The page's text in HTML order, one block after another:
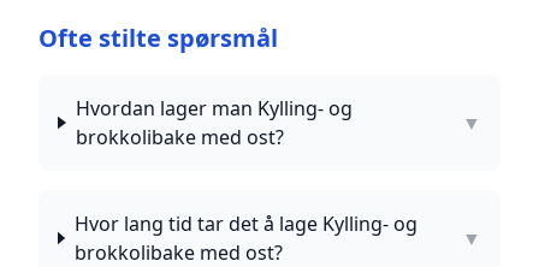
Ofte stilte spørsmål
Hvordan lager man Kylling- og
brokkolibake med ost?
▼
Hvor lang tid tar det å lage Kylling- og
brokkolibake med ost?
▼